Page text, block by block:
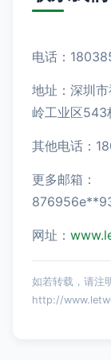
电话：
地址：深圳
岭工业区543
其他电话：
更多邮箱：
876956e**
网址：
如若转载，请注
http://